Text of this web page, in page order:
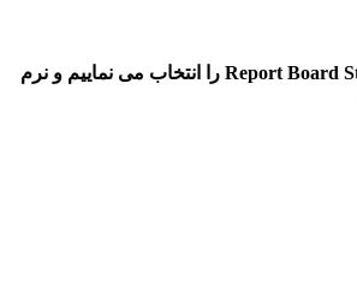
روش دیگر برای ارسال اطلاعات چینش لایه ها برای سازنده به این صورت است که مطابق با شکل های زیر از منوی فایل، گزینه Fabrication Outputs قسمت Report Board Stack را انتخاب می نماییم و نرم